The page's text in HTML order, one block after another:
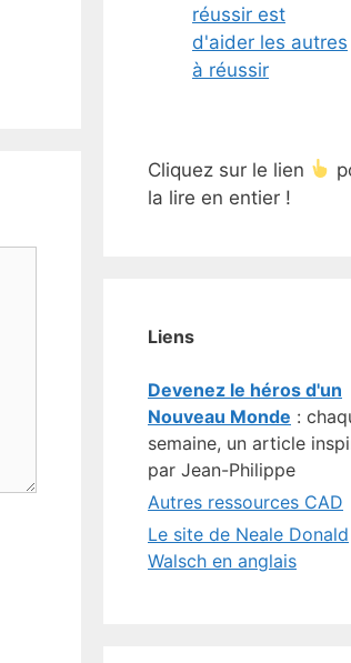
réussir est
d'aider les autres
à réussir
Cliquez sur le lien
la lire en entier !
Liens
Devenez le héros d'un
Nouveau Monde :
semaine, un article
par Jean-Philippe
Autres ressources CAD
Le site de Neale Donald
Walsch en anglais